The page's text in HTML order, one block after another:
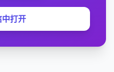
打开